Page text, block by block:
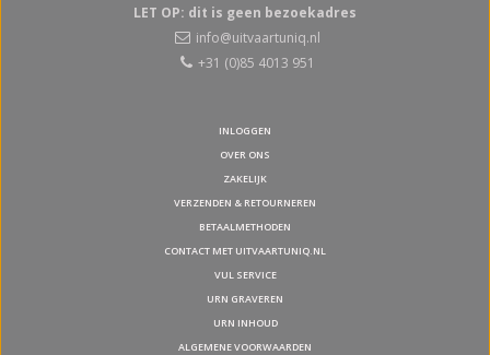
LET OP: dit is geen bezoekadres
info@uitvaartuniq.nl
+31 (0)85 4013 951
INLOGGEN
OVER ONS
ZAKELIJK
VERZENDEN & RETOURNEREN
BETAALMETHODEN
CONTACT MET UITVAARTUNIQ.NL
VUL SERVICE
URN GRAVEREN
URN INHOUD
ALGEMENE VOORWAARDEN